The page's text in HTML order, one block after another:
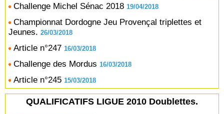
Challenge Michel Sénac 2018 19/04/2018
Championnat Dordogne Jeu Provençal triplettes et
Jeunes. 26/03/2018
Article n°247 16/03/2018
Challenge des Mordus 16/03/2018
Article n°245 15/03/2018
QUALIFICATIFS LIGUE 2010 Doublettes.